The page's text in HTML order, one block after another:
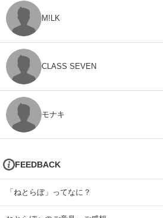
M!LK
CLASS SEVEN
モナキ
FEEDBACK
「ねとらぼ」ってなに？